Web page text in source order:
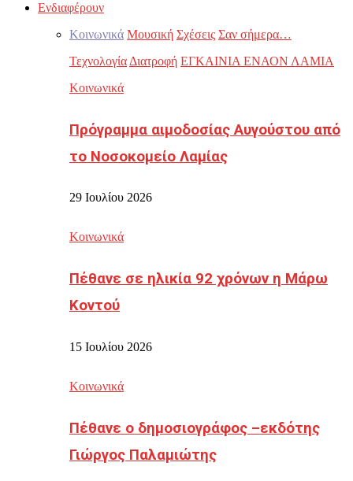
Ενδιαφέρουν
Κοινωνικά Μουσική Σχέσεις Σαν σήμερα…
Τεχνολογία Διατροφή ΕΓΚΑΙΝΙΑ ΕΝΑΟΝ ΛΑΜΙΑ
Κοινωνικά
Πρόγραμμα αιμοδοσίας Αυγούστου από
το Νοσοκομείο Λαμίας
29 Ιουλίου 2026
Κοινωνικά
Πέθανε σε ηλικία 92 χρόνων η Μάρω
Κοντού
15 Ιουλίου 2026
Κοινωνικά
Πέθανε ο δημοσιογράφος –εκδότης
Γιώργος Παλαμιώτης